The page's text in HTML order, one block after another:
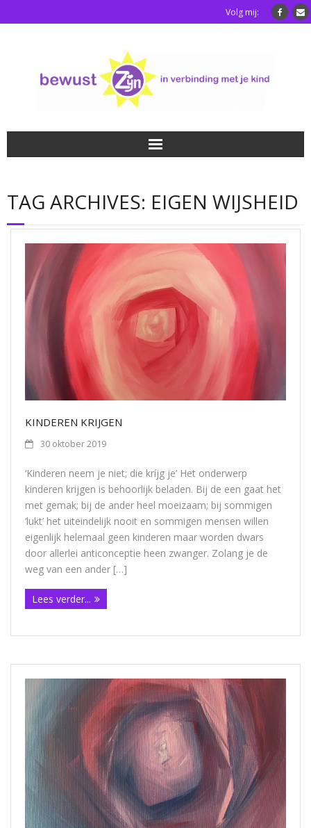
Volg mij:
Luisterkindafstemming
Blog
Over mij
TAG ARCHIVES: EIGEN WIJSHEID
KINDEREN KRIJGEN
30 oktober 2019
‘Kinderen neem je niet; die kríjg je’ Het onderwerp
kinderen krijgen is behoorlijk beladen. Bij de een gaat het
met gemak; bij de ander heel moeizaam; bij sommigen
‘lukt’ het uiteindelijk nooit en sommigen mensen willen
eigenlijk helemaal geen kinderen maar worden dwars
door allerlei anticonceptie heen zwanger. Zolang je de
weg van een ander […]
Lees verder...